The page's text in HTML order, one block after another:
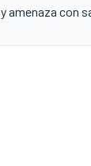
amenaza con